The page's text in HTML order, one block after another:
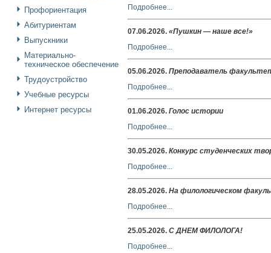
Профориентация
Абитуриентам
Выпускники
Материально-
техническое обеспечение
Трудоустройство
Учебные ресурсы
Интернет ресурсы
Подробнее...
07.06.2026. «Пушкин — наше все!»
Подробнее...
05.06.2026. Преподаватель
Подробнее...
01.06.2026. Голос истории
Подробнее...
30.05.2026. Конкурс студенческих
Подробнее...
28.05.2026. На филологическом
Подробнее...
25.05.2026. С ДНЕМ ФИЛОЛОГА!
Подробнее...